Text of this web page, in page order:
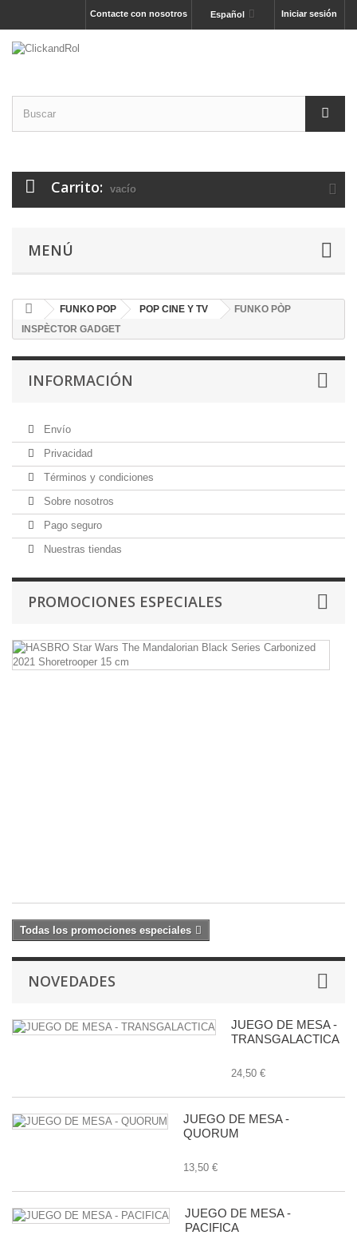
Iniciar sesión
Español
Contacte con nosotros
Carrito: vacío
MENÚ
FUNKO POP POP CINE Y TV
FUNKO PÒP
INSPÈCTOR GADGET
INFORMACIÓN
Envío
Privacidad
Términos y condiciones
Sobre nosotros
Pago seguro
Nuestras tiendas
PROMOCIONES ESPECIALES
Todas los promociones especiales
NOVEDADES
JUEGO DE MESA -
TRANSGALACTICA
24,50 €
JUEGO DE MESA -
QUORUM
13,50 €
JUEGO DE MESA -
PACIFICA